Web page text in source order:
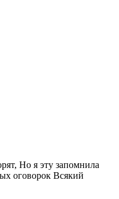
Но я эту запомнила
оговорок Всякий